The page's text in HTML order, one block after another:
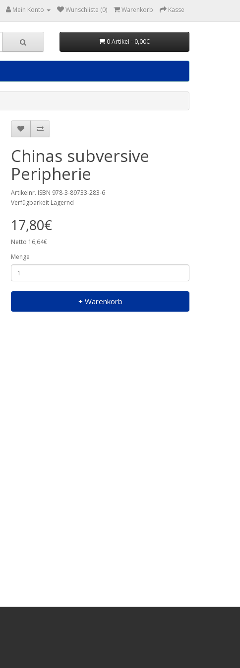
Mein Konto Wunschliste (0) Warenkorb Kasse
0 Artikel - 0,00€
Chinas subversive
Peripherie
Artikelnr. ISBN 978-3-89733-283-6
Verfügbarkeit Lagernd
17,80€
Netto 16,64€
Menge
+ Warenkorb